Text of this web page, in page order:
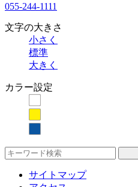
055-244-1111
文字の大きさ
小さく
標準
大きく
カラー設定
サイトマップ